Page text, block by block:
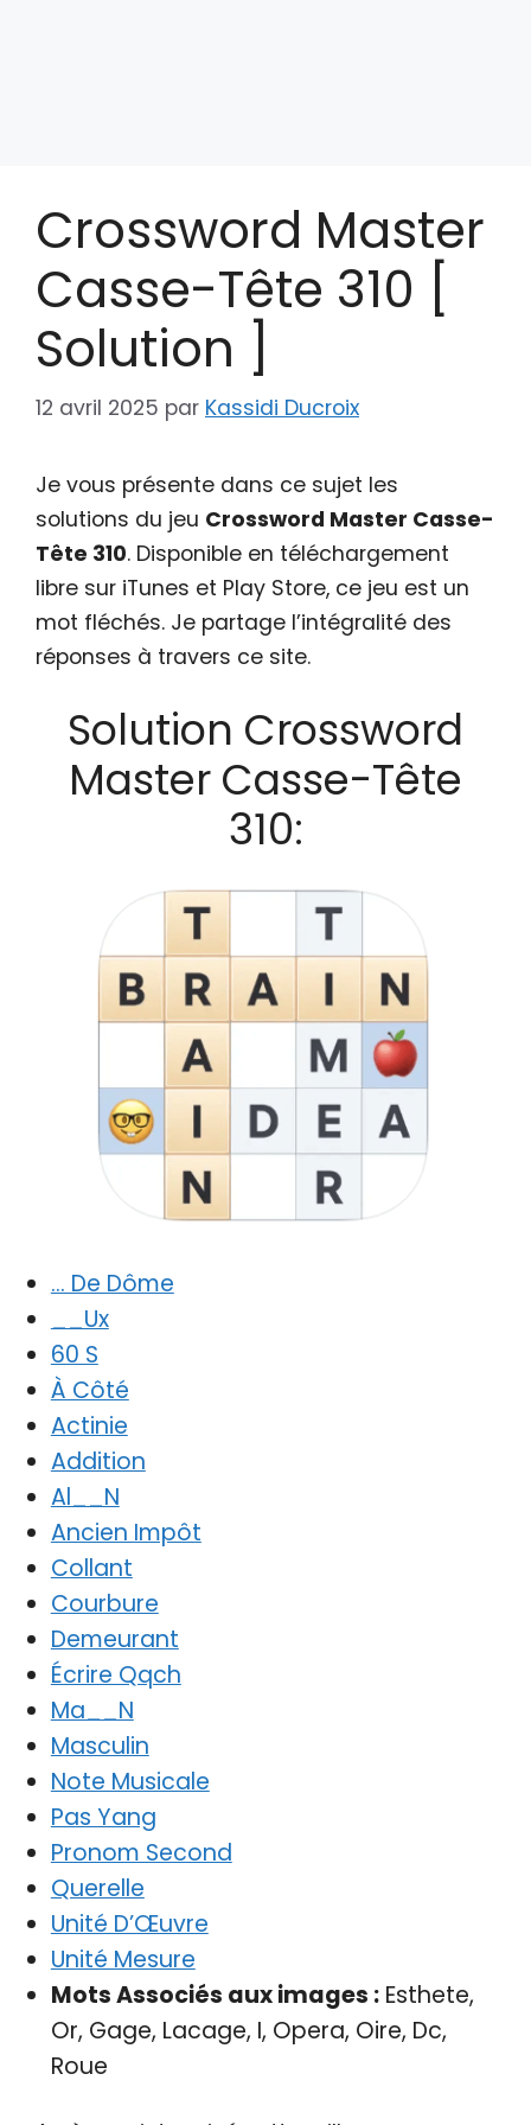
Crossword Master
Casse-Tête 310 [
Solution ]
12 avril 2025 par Kassidi Ducroix
Je vous présente dans ce sujet les
solutions du jeu Crossword Master Casse-
Tête 310. Disponible en téléchargement
libre sur iTunes et Play Store, ce jeu est un
mot fléchés. Je partage l’intégralité des
réponses à travers ce site.
Solution Crossword
Master Casse-Tête
310:
… De Dôme
__Ux
60 S
À Côté
Actinie
Addition
Al__N
Ancien Impôt
Collant
Courbure
Demeurant
Écrire Qqch
Ma__N
Masculin
Note Musicale
Pas Yang​​​
Pronom Second
Querelle
Unité D’Œuvre
Unité Mesure
Mots Associés aux images :Esthete,
Or, Gage, Lacage, I, Opera, Oire, Dc,
Roue